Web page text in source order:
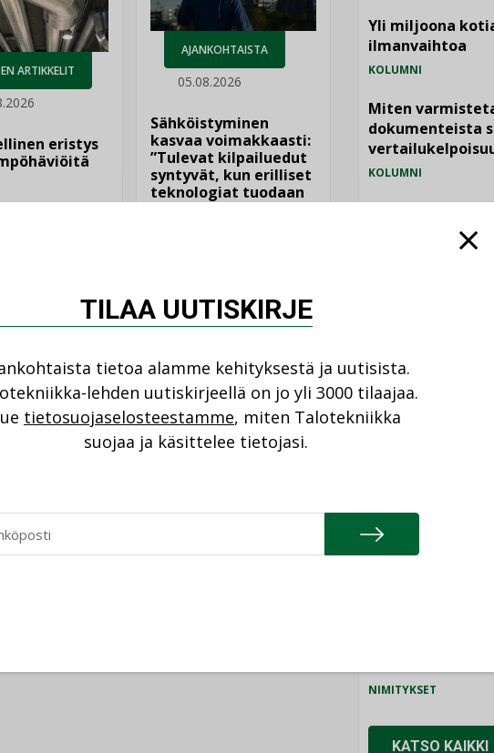
ARTIKKELIT
eristys
AJANKOHTAISTA
05.08.2026
Sähköistyminen
kasvaa voimakkaasti:
”Tulevat kilpailuedut
syntyvät, kun erilliset
teknologiat tuodaan
Yli miljoona
ilmanvaihtoa
KOLUMNI
Miten
dokumenteista
KOLUMNI
Vesi- ja
jämähtänyt
NIMITYKSET
Refair
NIMITYKSET
KATSO KAIKKI
TILAA UUTISKIRJE
tietoa alamme kehityksestä ja uutisista.
lehden uutiskirjeellä on jo yli 3000 tilaajaa.
tietosuojaselosteestamme, miten Talotekniikka
suojaa ja käsittelee tietojasi.